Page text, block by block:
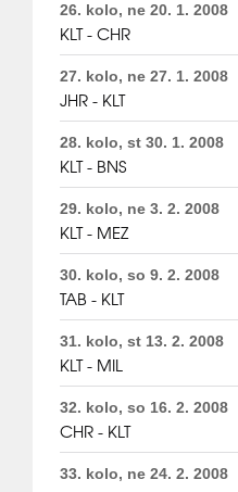
26. kolo, ne 20. 1. 2008
KLT - CHR
27. kolo, ne 27. 1. 2008
JHR - KLT
28. kolo, st 30. 1. 2008
KLT - BNS
29. kolo, ne 3. 2. 2008
KLT - MEZ
30. kolo, so 9. 2. 2008
TAB - KLT
31. kolo, st 13. 2. 2008
KLT - MIL
32. kolo, so 16. 2. 2008
CHR - KLT
33. kolo, ne 24. 2. 2008